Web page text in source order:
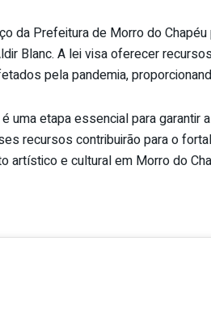
da Prefeitura de Morro do Chapéu
Blanc. A lei visa oferecer
pela pandemia,
uma etapa essencial para garantir
recursos contribuirão para o
artístico e cultural em Morro do